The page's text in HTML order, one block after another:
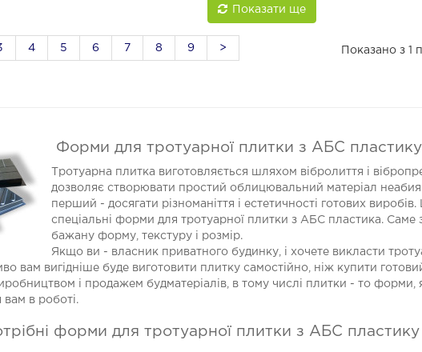
Показати ще
4 5 6 7 8 9 > Показано з 1
Форми для тротуарної плитки з АБС пластику
Тротуарна плитка виготовляється шляхом вібролиття і
дозволяє створювати простий облицювальний матеріал
перший - досягати різноманіття і естетичності готових
спеціальні форми для тротуарної плитки з АБС пластика. Саме
бажану форму, текстуру і розмір.
Якщо ви - власник приватного будинку, і хочете викласти
вам вигідніше буде виготовити плитку самостійно, ніж купити
і продажем будматеріалів, в тому числі плитки - то форми,
вам в роботі.
форми для тротуарної плитки з АБС пластику